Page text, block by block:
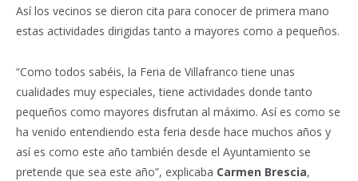
Así los vecinos se dieron cita para conocer de primera mano
estas actividades dirigidas tanto a mayores como a pequeños.
“Como todos sabéis, la Feria de Villafranco tiene unas
cualidades muy especiales, tiene actividades donde tanto
pequeños como mayores disfrutan al máximo. Así es como se
ha venido entendiendo esta feria desde hace muchos años y
así es como este año también desde el Ayuntamiento se
pretende que sea este año”, explicaba Carmen Brescia,